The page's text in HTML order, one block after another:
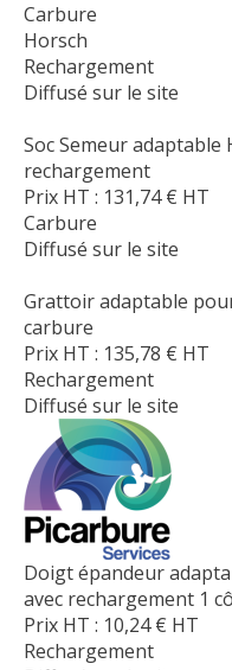
Carbure
Horsch
Rechargement
Diffusé sur le site
Soc Semeur
rechargement
Prix HT : 131,74€ HT
Carbure
Diffusé sur le site
Grattoir adaptable
carbure
Prix HT : 135,78 € HT
Rechargement
Diffusé sur le site
Doigt épandeur
avec rechargement 1
Prix HT : 10,24€ HT
Rechargement